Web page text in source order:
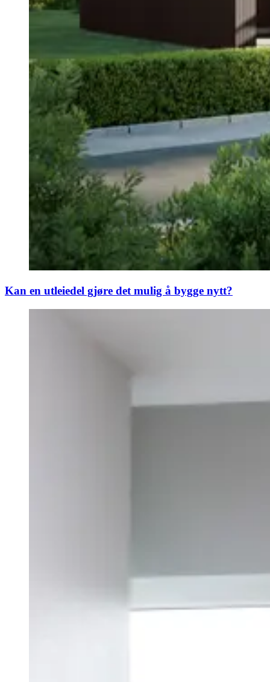
Kan en utleiedel gjøre det mulig å bygge nytt?